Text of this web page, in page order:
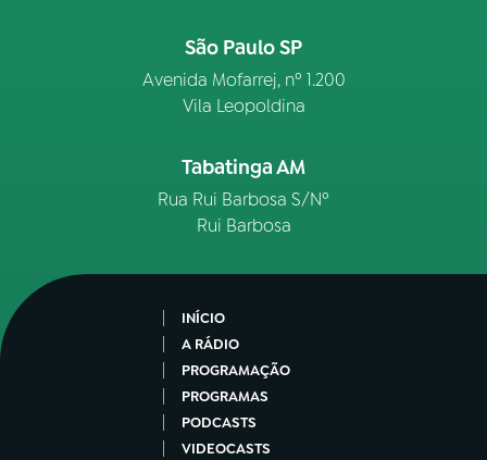
São Paulo SP
Avenida Mofarrej, nº 1.200
Vila Leopoldina
Tabatinga AM
Rua Rui Barbosa S/Nº
Rui Barbosa
INÍCIO
A RÁDIO
PROGRAMAÇÃO
PROGRAMAS
PODCASTS
VIDEOCASTS